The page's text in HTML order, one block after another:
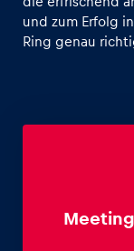
und zum Erfolg
Ring genau